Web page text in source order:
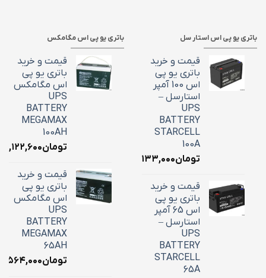
باتری یو پی اس استار سل
قیمت و خرید
باتری یو پی
اس 100 آمپر
استارسل –
UPS
BATTERY
STARCELL
100A
تومان۳۴,۱۳۳,۰۰۰
قیمت و خرید
باتری یو پی
اس 65 آمپر
استارسل –
UPS
BATTERY
STARCELL
65A
باتری یو پی اس مگامکس
قیمت و خرید
باتری یو پی
اس مگامکس
UPS
BATTERY
MEGAMAX
100AH
تومان
قیمت و خرید
باتری یو پی
اس مگامکس
UPS
BATTERY
MEGAMAX
65AH
تومان